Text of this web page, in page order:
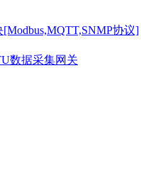
协议]
数据采集网关